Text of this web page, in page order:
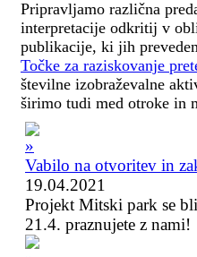
Pripravljamo različna
interpretacije odkritij v
publikacije, ki jih
Točke za raziskovanje
številne izobraževalne
širimo tudi med otroke in
Vabilo na otvoritev in
19.04.2021
Projekt Mitski park se
21.4. praznujete z nami!